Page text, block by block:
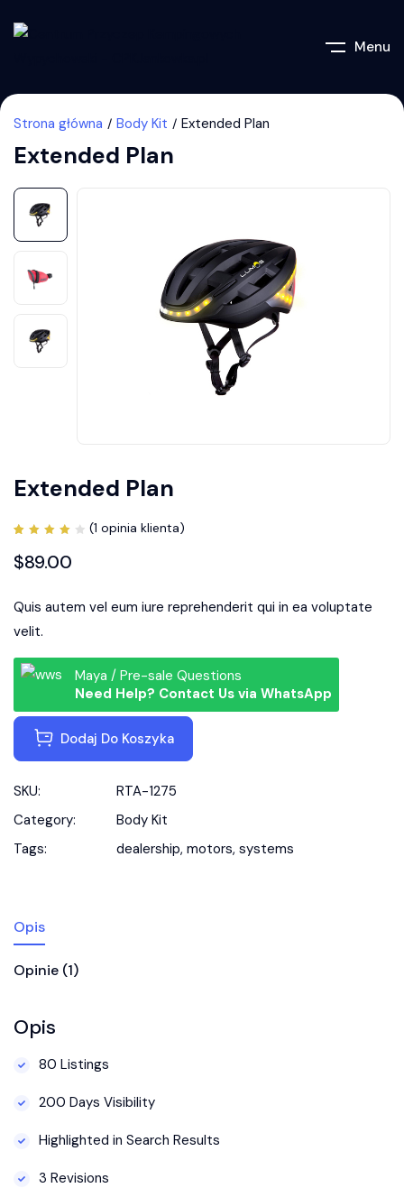
Menu
Strona główna Body Kit Extended Plan
Extended Plan
Extended Plan
4.00
na 5
na
klienta
(1 opinia klienta)
$89.00
Quis autem vel eum iure reprehenderit qui in ea voluptate
velit.
Maya / Pre-sale Questions
Need Help? Contact Us via WhatsApp
Dodaj Do Koszyka
SKU:
RTA-1275
Category:
Body Kit
Tags:
dealership, motors, systems
Opis
Opinie (1)
Opis
80 Listings
200 Days Visibility
Highlighted in Search Results
3 Revisions